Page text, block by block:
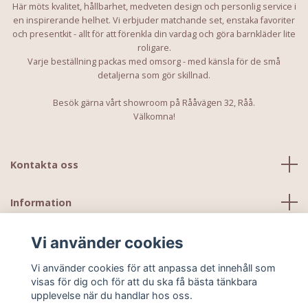
Här möts kvalitet, hållbarhet, medveten design och personlig service i
en inspirerande helhet. Vi erbjuder matchande set, enstaka favoriter
och presentkit - allt för att förenkla din vardag och göra barnkläder lite
roligare.
Varje beställning packas med omsorg - med känsla för de små
detaljerna som gör skillnad.
Besök gärna vårt showroom på Rååvägen 32, Råå.
Välkomna!
Kontakta oss
Information
Vi använder cookies
Vi använder cookies för att anpassa det innehåll som
visas för dig och för att du ska få bästa tänkbara
upplevelse när du handlar hos oss.